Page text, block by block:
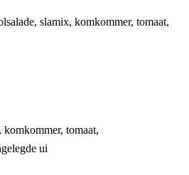
slamix, komkommer, tomaat,
tomaat,
ui